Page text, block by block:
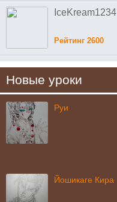
IceKream1234
Рейтинг 2600
Новые уроки
Руи
Йошикаге Кира